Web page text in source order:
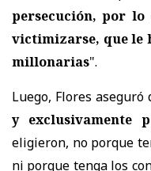
persecución, por lo
victimizarse, que le
millonarias".
Luego, Flores
y exclusivamente
eligieron, no porque
ni porque tenga los